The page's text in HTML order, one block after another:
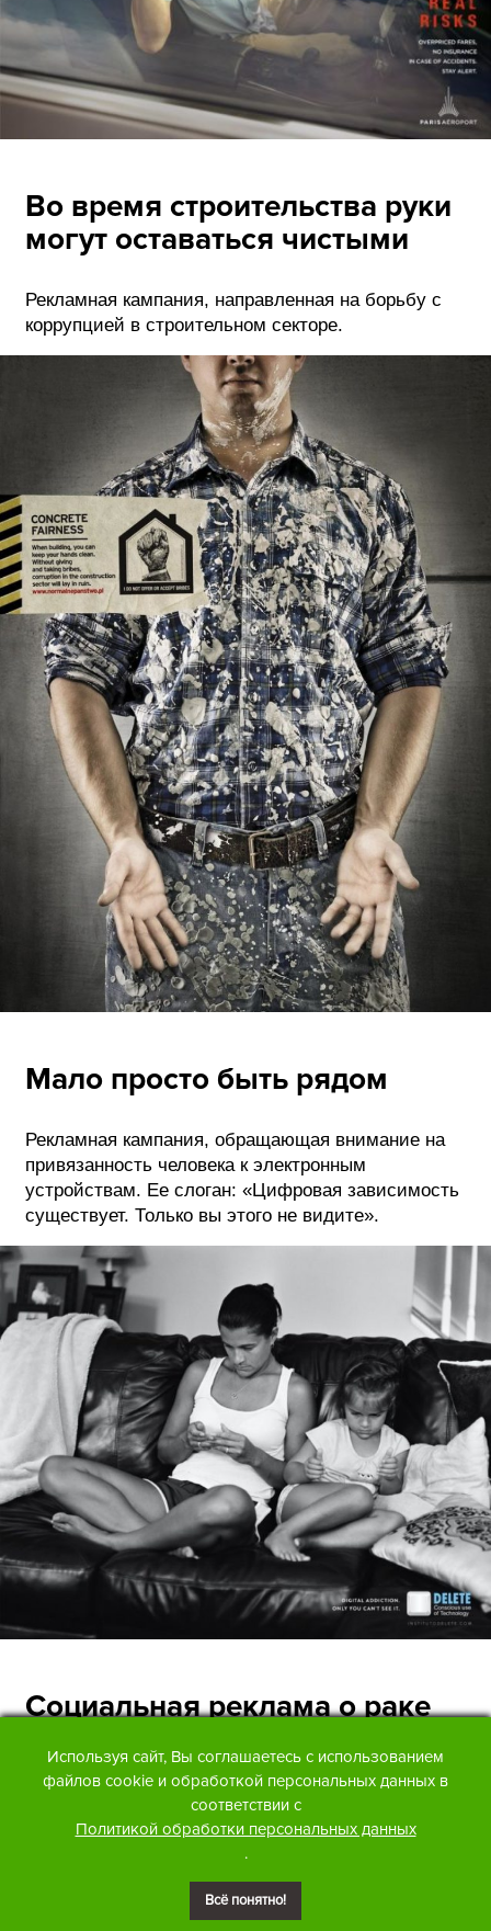
Во время строительства руки
могут оставаться чистыми
Рекламная кампания, направленная на борьбу с
коррупцией в строительном секторе.
Мало просто быть рядом
Рекламная кампания, обращающая внимание на
привязанность человека к электронным
устройствам. Ее слоган: «Цифровая зависимость
существует. Только вы этого не видите».
Социальная реклама о раке
«Рак груди убивает больше женщин, чем
автокатастрофы. Ранняя диагностика спасает
Используя сайт, Вы соглашаетесь с использованием
файлов cookie и обработкой персональных данных в
соответствии с
Политикой обработки персональных данных
.
Всё понятно!